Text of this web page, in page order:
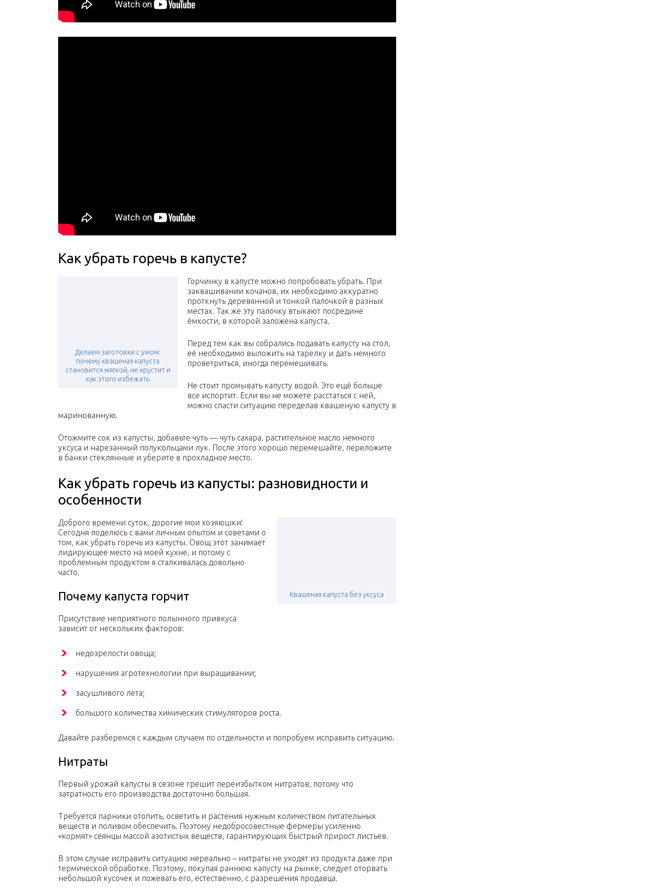
Как убрать горечь в капусте?
Делаем заготовки с умом:
почему квашеная капуста
становится мягкой, не хрустит и
как этого избежать
Горчинку в капусте можно попробовать убрать. При
заквашивании кочанов, их необходимо аккуратно
проткнуть деревянной и тонкой палочкой в разных
местах. Так же эту палочку втыкают посредине
ёмкости, в которой заложена капуста.
Перед тем как вы собрались подавать капусту на стол,
её необходимо выложить на тарелку и дать немного
проветриться, иногда перемешивать.
Не стоит промывать капусту водой. Это ещё больше
все испортит. Если вы не можете расстаться с ней,
можно спасти ситуацию переделав квашеную капусту в
маринованную.
Отожмите сок из капусты, добавьте чуть — чуть сахара, растительное масло немного
уксуса и нарезанный полукольцами лук. После этого хорошо перемешайте, переложите
в банки стеклянные и уберите в прохладное место.
Как убрать горечь из капусты: разновидности и
особенности
Квашеная капуста без уксуса
Доброго времени суток, дорогие мои хозяюшки!
Сегодня поделюсь с вами личным опытом и советами о
том, как убрать горечь из капусты. Овощ этот занимает
лидирующее место на моей кухне, и потому с
проблемным продуктом я сталкивалась довольно
часто.
Почему капуста горчит
Присутствие неприятного полынного привкуса
зависит от нескольких факторов:
недозрелости овоща;
нарушения агротехнологии при выращивании;
засушливого лета;
большого количества химических стимуляторов роста.
Давайте разберемся с каждым случаем по отдельности и попробуем исправить ситуацию.
Нитраты
Первый урожай капусты в сезоне грешит переизбытком нитратов, потому что
затратность его производства достаточно большая.
Требуется парники отопить, осветить и растения нужным количеством питательных
веществ и поливом обеспечить. Поэтому недобросовестные фермеры усиленно
«кормят» сеянцы массой азотистых веществ, гарантирующих быстрый прирост листьев.
В этом случае исправить ситуацию нереально – нитраты не уходят из продукта даже при
термической обработке. Поэтому, покупая раннюю капусту на рынке, следует оторвать
небольшой кусочек и пожевать его, естественно, с разрешения продавца.